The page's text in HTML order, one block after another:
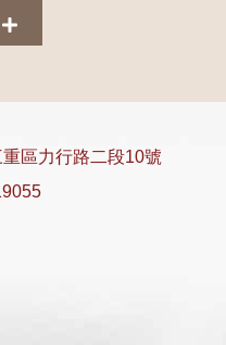
區力行路二段10號